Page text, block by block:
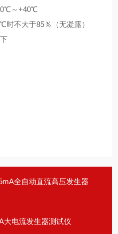
～+40℃
不大于85％（无凝露）
全自动直流高压发生器
大电流发生器测试仪